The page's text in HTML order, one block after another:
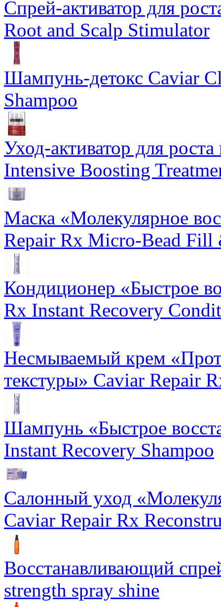
Спрей-активатор для
Root and Scalp Stimulator
Шампунь-детокс Caviar
Shampoo
Уход-активатор для
Intensive Boosting
Маска «Молекулярное
Repair Rx Micro-Bead Fill
Кондиционер «Быстрое
Rx Instant Recovery
Несмываемый крем
текстуры» Caviar Repair
Шампунь «Быстрое
Instant Recovery Shampoo
Салонный уход
Caviar Repair Rx
Восстанавливающий
strength spray shine